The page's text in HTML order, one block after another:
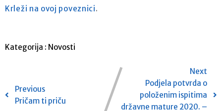
Krleži na ovoj poveznici.
Kategorija : Novosti
Previous
Pričam ti priču
Next
Podjela potvrda o
položenim ispitima
državne mature 2020. –